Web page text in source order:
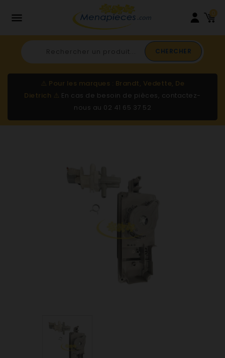
 0
CHERCHER
⚠️ Pour les marques : Brandt, Vedette, De
Dietrich ⚠️ En cas de besoin de pièces, contactez-
nous au 02 41 65 37 52